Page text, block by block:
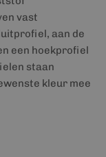
vast
aan de
een hoekprofiel
staan
kleur mee